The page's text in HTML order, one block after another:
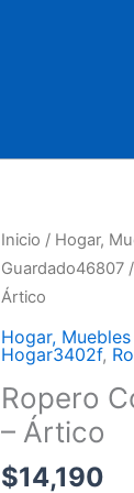
Inicio / Hogar,
Guardado46807 /
Ártico
Hogar,
Hogar3402f,
Ropero
– Ártico
$14,190
Ropero
Confort
2
Puertas,
Excelente
Calidad
-
Ártico
cantidad